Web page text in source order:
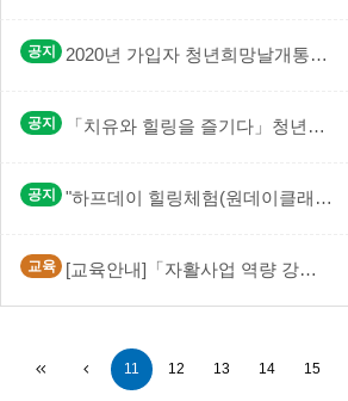
공지 2020년 가입자 청년희망날개통장 증빙서류 안내문 첨부
공지 「치유와 힐링을 즐기다」청년내일저축계좌 문화공연 제공 …
공지 "하프데이 힐링체험(원데이클래스)" …
교육 [교육안내]「자활사업 역량 강화 - 상품개발 및 기획」…
11 12 13 14 15